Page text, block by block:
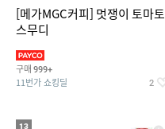
[메가MGC커피] 멋쟁이 토마토
스무디
구매 999+
11번가 쇼킹딜 2
13